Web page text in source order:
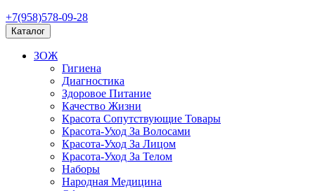
+7(958)578-09-28
Каталог
ЗОЖ
Гигиена
Диагностика
Здоровое Питание
Качество Жизни
Красота Сопутствующие Товары
Красота-Уход За Волосами
Красота-Уход За Лицом
Красота-Уход За Телом
Наборы
Народная Медицина